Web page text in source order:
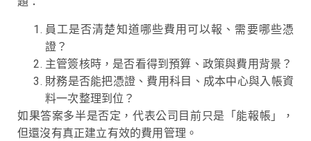
員工是否清楚知道哪些費用可以報、需要哪些憑
證？
主管簽核時，是否看得到預算、政策與費用背景？
財務是否能把憑證、費用科目、成本中心與入帳資
料一次整理到位？
如果答案多半是否定，代表公司目前只是「能報帳」，
但還沒有真正建立有效的費用管理。